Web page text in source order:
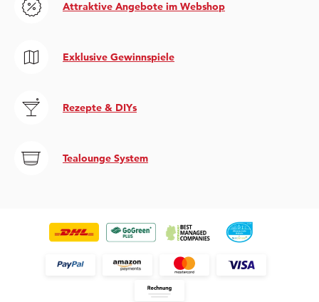
Attraktive Angebote im Webshop
Exklusive Gewinnspiele
Rezepte & DIYs
Tealounge System